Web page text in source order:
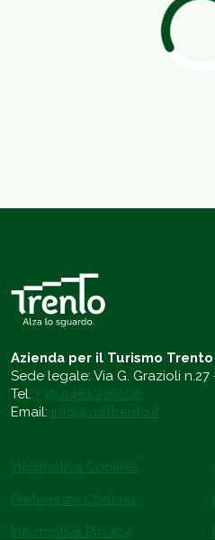
Azienda per il Turismo Trento
Sede legale: Via G. Grazioli n.27
Tel. +39 0461 216000
Email: info@visittrento.it
Informativa Cookies
Preferenze Cookies
Informativa Privacy